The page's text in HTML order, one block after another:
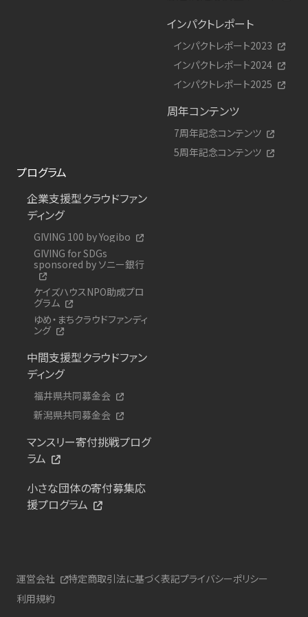
インパクトレポート
インパクトレポート2023
インパクトレポート2024
インパクトレポート2025
周年コンテンツ
7周年記念コンテンツ
5周年記念コンテンツ
プログラム
企業支援型クラウドファン
ディング
GIVING 100 by Yogibo
GIVING for SDGs
sponsored by ソニー銀行
ケイズハウスNPO助成プロ
グラム
ゆめ・まちクラウドファンディ
ング
中間支援型クラウドファン
ディング
福井県共同募金会
新潟県共同募金会
マンスリー寄付挑戦プログ
ラム
小さな団体の寄付募集応
援プログラム
運営会社 特定商取引法に基づく表記プライバシーポリシー
利用規約